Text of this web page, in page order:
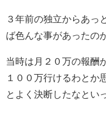
３年前の独立からあっ
ば色んな事があったの
当時は月２０万の報酬
１００万行けるわとか
とよく決断したなとい